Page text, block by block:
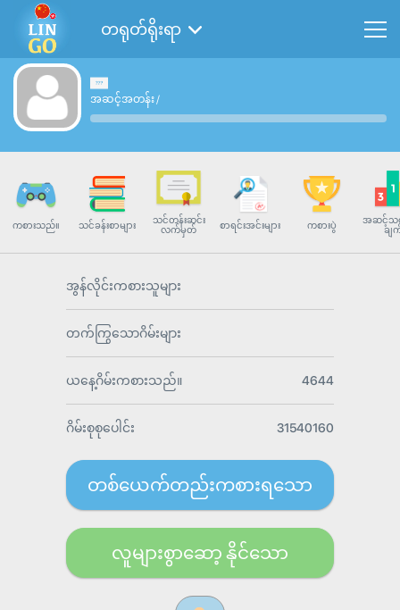
တရုတ်ရိုးရာ
အဆင့်အတန်း/
ကစားသည်။ သင်ခန်းစာများ
သင်တန်းဆင်း
လက်မှတ်
စာရင်းအင်းများ ကစားပွဲ
အဆင့်သ
ချ
အွန်လိုင်းကစားသူများ
တက်ကြွသောဂိမ်းများ
ယနေ့ဂိမ်းကစားသည်။ 4644
ဂိမ်းစုစုပေါင်း 31540160
တစ်ယေက်တည်းကစားရသော
လူများစွာဆော့ နိုင်သော